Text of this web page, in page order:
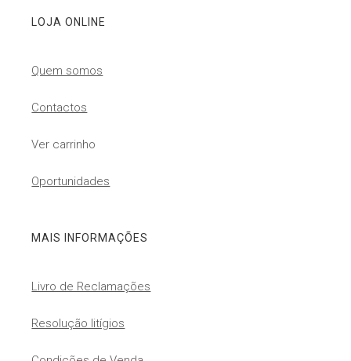
LOJA ONLINE
Quem somos
Contactos
Ver carrinho
Oportunidades
MAIS INFORMAÇÕES
Livro de Reclamações
Resolução litígios